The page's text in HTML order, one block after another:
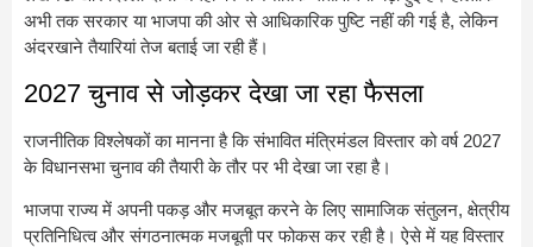
अभी तक सरकार या भाजपा की ओर से आधिकारिक पुष्टि नहीं की गई है, लेकिन
अंदरखाने तैयारियां तेज बताई जा रही हैं।
2027 चुनाव से जोड़कर देखा जा रहा फैसला
राजनीतिक विश्लेषकों का मानना है कि संभावित मंत्रिमंडल विस्तार को वर्ष 2027
के विधानसभा चुनाव की तैयारी के तौर पर भी देखा जा रहा है।
भाजपा राज्य में अपनी पकड़ और मजबूत करने के लिए सामाजिक संतुलन, क्षेत्रीय
प्रतिनिधित्व और संगठनात्मक मजबूती पर फोकस कर रही है। ऐसे में यह विस्तार